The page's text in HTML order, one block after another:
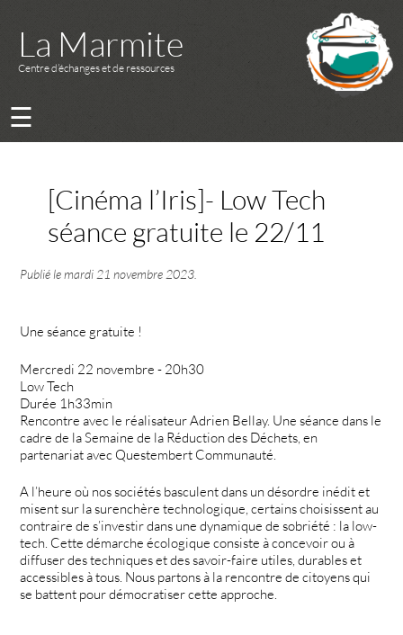
La Marmite
Centre d’échanges et de ressources
☰
[Cinéma l’Iris]- Low Tech
séance gratuite le 22/11
Publié lemardi 21 novembre 2023
Une séance gratuite !
Mercredi 22 novembre - 20h30
Low Tech
Durée 1h33min
Rencontre avec le réalisateur Adrien Bellay. Une séance dans le
cadre de la Semaine de la Réduction des Déchets, en
partenariat avec Questembert Communauté.
A l’heure où nos sociétés basculent dans un désordre inédit et
misent sur la surenchère technologique, certains choisissent au
contraire de s’investir dans une dynamique de sobriété : la low-
tech. Cette démarche écologique consiste à concevoir ou à
diffuser des techniques et des savoir-faire utiles, durables et
accessibles à tous. Nous partons à la rencontre de citoyens qui
se battent pour démocratiser cette approche.